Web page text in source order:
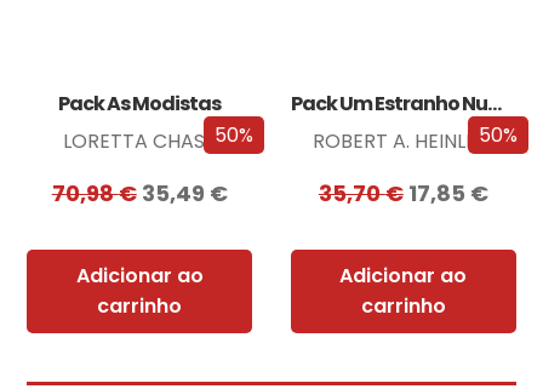
50%
Pack As Modistas
LORETTA CHASE
70,98€ 35,49 €
Adicionar ao
carrinho
50%
Pack Um Estranho Numa Terra Estranha
ROBERT A. HEINLEIN
35,70€ 17,85 €
Adicionar ao
carrinho